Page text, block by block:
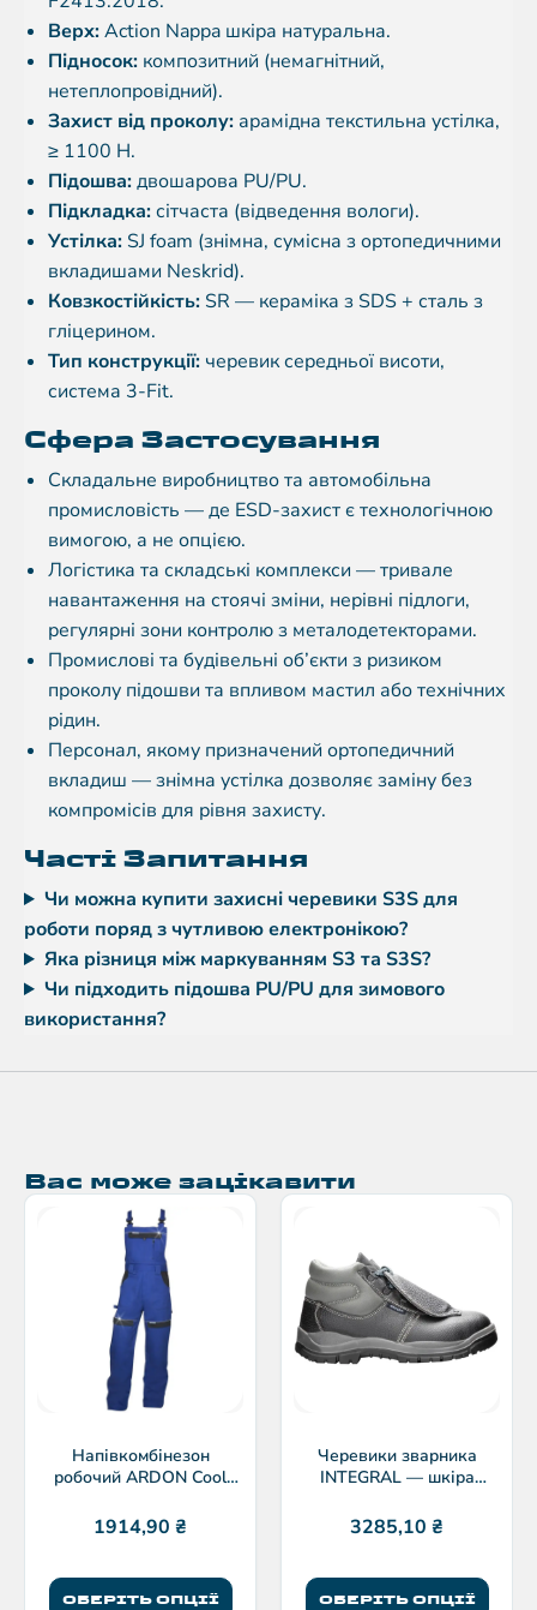
Верх:Action Nappa шкіра натуральна.
Підносок: композитний (немагнітний,
нетеплопровідний).
Захист від проколу: арамідна текстильна устілка,
≥ 1100 Н.
Підошва:двошарова PU/PU.
Підкладка:сітчаста (відведення вологи).
Устілка: SJ foam (знімна, сумісна з ортопедичними
вкладишами Neskrid).
Ковзкостійкість: SR — кераміка з SDS + сталь з
гліцерином.
Тип конструкції: черевик середньої висоти,
система 3-Fit.
Сфера Застосування
Складальне виробництво та автомобільна
промисловість — де ESD-захист є технологічною
вимогою, а не опцією.
Логістика та складські комплекси — тривале
навантаження на стоячі зміни, нерівні підлоги,
регулярні зони контролю з металодетекторами.
Промислові та будівельні об’єкти з ризиком
проколу підошви та впливом мастил або технічних
рідин.
Персонал, якому призначений ортопедичний
вкладиш — знімна устілка дозволяє заміну без
компромісів для рівня захисту.
Часті Запитання
Чи можна купити захисні черевики S3S для
роботи поряд з чутливою електронікою?
Яка різниця між маркуванням S3 та S3S?
Чи підходить підошва PU/PU для зимового
використання?
Вас може зацікавити
Напівкомбінезон
робочий ARDON Cool
1914,90 ₴
ОБЕРІТЬ ОПЦІЇ
Черевики зварника
INTEGRAL — шкіра
3285,10 ₴
ОБЕРІТЬ ОПЦІЇ